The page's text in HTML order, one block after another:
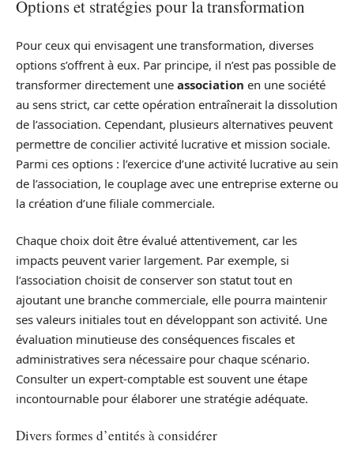
Options et stratégies pour la transformation
Pour ceux qui envisagent une transformation, diverses
options s’offrent à eux. Par principe, il n’est pas possible de
transformer directement une association en une société
au sens strict, car cette opération entraînerait la dissolution
de l’association. Cependant, plusieurs alternatives peuvent
permettre de concilier activité lucrative et mission sociale.
Parmi ces options : l’exercice d’une activité lucrative au sein
de l’association, le couplage avec une entreprise externe ou
la création d’une filiale commerciale.
Chaque choix doit être évalué attentivement, car les
impacts peuvent varier largement. Par exemple, si
l’association choisit de conserver son statut tout en
ajoutant une branche commerciale, elle pourra maintenir
ses valeurs initiales tout en développant son activité. Une
évaluation minutieuse des conséquences fiscales et
administratives sera nécessaire pour chaque scénario.
Consulter un expert-comptable est souvent une étape
incontournable pour élaborer une stratégie adéquate.
Divers formes d’entités à considérer